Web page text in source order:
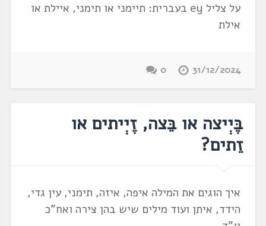
על צליל ey בעברית: תיימני או תימני, איילת או
אילת
31/12/2024
0
בֶּיְיצה או בֵּצה, זֶיְיתים או
זֵתים?
איך הוגים את המילה איפה, איזה, תימני, עין גדי,
הידד, איתן ועוד מילים שיש בהן צירה ואח"כ